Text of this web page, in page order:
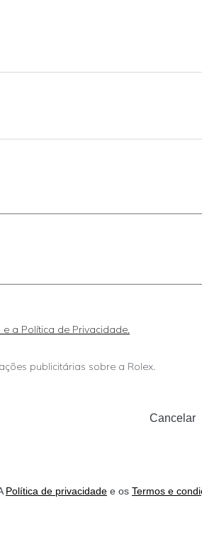
a Política de Privacidade.
publicitárias sobre a Rolex.
Política de privacidade e os Termos e